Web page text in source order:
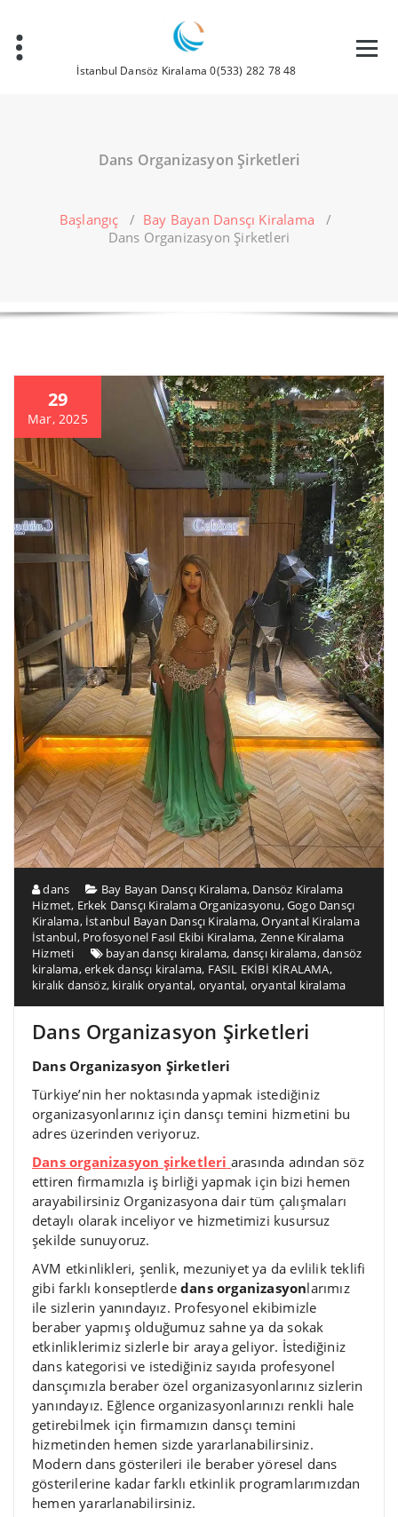
İstanbul Dansöz Kiralama 0(533) 282 78 48
Dans Organizasyon Şirketleri
Başlangıç / Bay Bayan Dansçı Kiralama /
Dans Organizasyon Şirketleri
29
Mar, 2025
dans Bay Bayan Dansçı Kiralama, Dansöz Kiralama
Hizmet, Erkek Dansçı Kiralama Organizasyonu,Gogo Dansçı
Kiralama, İstanbul Bayan Dansçı Kiralama,Oryantal Kiralama
İstanbul, Profosyonel Fasıl Ekibi Kiralama, Zenne Kiralama
Hizmeti
bayan dansçı kiralama, dansçı kiralama,dansöz
kiralama,erkek dansçı kiralama, FASIL EKİBİ KİRALAMA,
kiralık dansöz, kiralık oryantal, oryantal, oryantal kiralama
Dans Organizasyon Şirketleri
Dans Organizasyon Şirketleri
Türkiye’nin her noktasında yapmak istediğiniz
organizasyonlarınız için dansçı temini hizmetini bu
adres üzerinden veriyoruz.
Dans organizasyon şirketleri arasında adından söz
ettiren firmamızla iş birliği yapmak için bizi hemen
arayabilirsiniz Organizasyona dair tüm çalışmaları
detaylı olarak inceliyor ve hizmetimizi kusursuz
şekilde sunuyoruz.
AVM etkinlikleri, şenlik, mezuniyet ya da evlilik teklifi
gibi farklı konseptlerde dans organizasyonlarımız
ile sizlerin yanındayız. Profesyonel ekibimizle
beraber yapmış olduğumuz sahne ya da sokak
etkinliklerimiz sizlerle bir araya geliyor. İstediğiniz
dans kategorisi ve istediğiniz sayıda profesyonel
dansçımızla beraber özel organizasyonlarınız sizlerin
yanındayız. Eğlence organizasyonlarınızı renkli hale
getirebilmek için firmamızın dansçı temini
hizmetinden hemen sizde yararlanabilirsiniz.
Modern dans gösterileri ile beraber yöresel dans
gösterilerine kadar farklı etkinlik programlarımızdan
hemen yararlanabilirsiniz.